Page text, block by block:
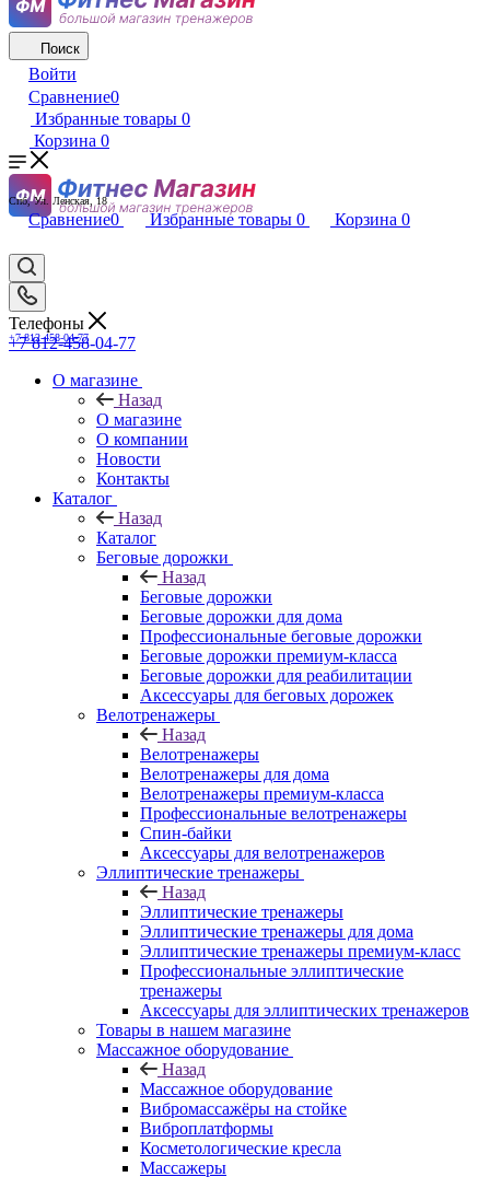
Поиск
Войти
Сравнение0
Избранные товары 0
Корзина 0
Спб, Ул. Ленская, 18
Сравнение0 Избранные товары 0 Корзина 0
+7 812-458-04-77
Телефоны
+7 812-458-04-77
О магазине
Назад
О магазине
О компании
Новости
Контакты
Каталог
Назад
Каталог
Беговые дорожки
Назад
Беговые дорожки
Беговые дорожки для дома
Профессиональные беговые дорожки
Беговые дорожки премиум-класса
Беговые дорожки для реабилитации
Аксессуары для беговых дорожек
Велотренажеры
Назад
Велотренажеры
Велотренажеры для дома
Велотренажеры премиум-класса
Профессиональные велотренажеры
Спин-байки
Аксессуары для велотренажеров
Эллиптические тренажеры
Назад
Эллиптические тренажеры
Эллиптические тренажеры для дома
Эллиптические тренажеры премиум-класс
Профессиональные эллиптические
тренажеры
Аксессуары для эллиптических тренажеров
Товары в нашем магазине
Массажное оборудование
Назад
Массажное оборудование
Вибромассажёры на стойке
Виброплатформы
Косметологические кресла
Массажеры